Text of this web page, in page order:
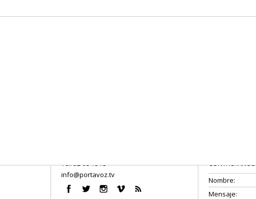
Tel: 52 08 18 75
info@portavoz.tv
CONTÁCTANOS